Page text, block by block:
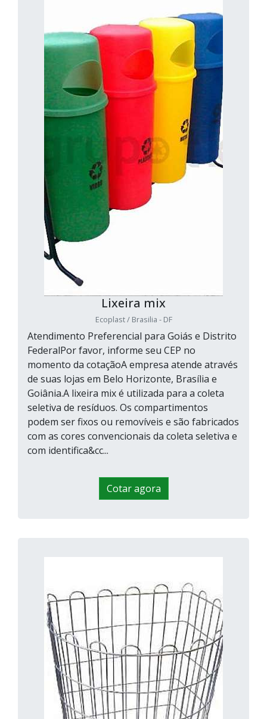
Lixeira mix
Ecoplast / Brasilia - DF
Atendimento Preferencial para Goiás e Distrito
FederalPor favor, informe seu CEP no
momento da cotaçãoA empresa atende através
de suas lojas em Belo Horizonte, Brasília e
Goiânia.A lixeira mix é utilizada para a coleta
seletiva de resíduos. Os compartimentos
podem ser fixos ou removíveis e são fabricados
com as cores convencionais da coleta seletiva e
com identifica&cc...
Cotar agora